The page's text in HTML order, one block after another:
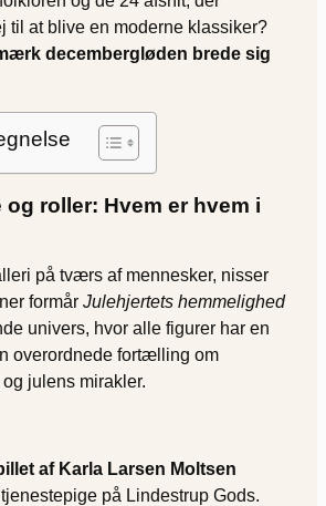
til at blive en moderne klassiker?
decembergløden brede sig
og roller: Hvem er hvem i
på tværs af mennesker, nisser
formår Julehjertets hemmelighed
univers, hvor alle figurer har en
overordnede fortælling om
julens mirakler.
af Karla Larsen Moltsen
på Lindestrup Gods.